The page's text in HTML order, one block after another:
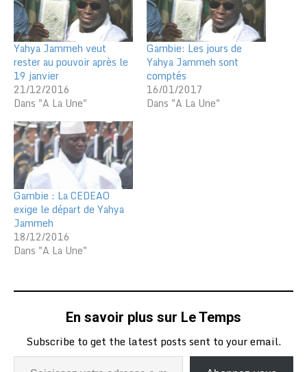
Yahya Jammeh veut
rester au pouvoir après le
19 janvier
21/12/2016
Dans "A La Une"
Gambie: Les jours de
Yahya Jammeh sont
comptés
16/01/2017
Dans "A La Une"
Gambie : La CEDEAO
exige le départ de Yahya
Jammeh
18/12/2016
Dans "A La Une"
En savoir plus sur Le Temps
Subscribe to get the latest posts sent to your email.